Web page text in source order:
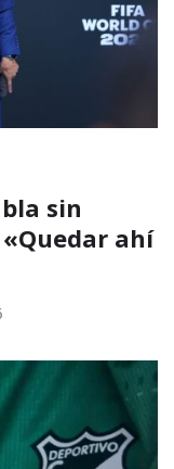
sin
ahí